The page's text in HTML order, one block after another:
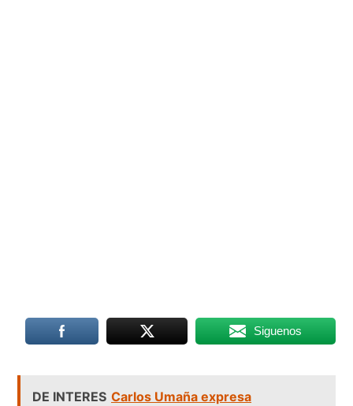
Siguenos
DE INTERES Carlos Umaña expresa